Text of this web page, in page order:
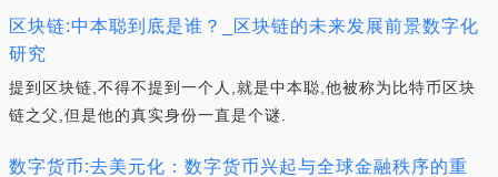
区块链:中本聪到底是谁？_区块链的未来发展前景数字化
研究
提到区块链,不得不提到一个人,就是中本聪,他被称为比特币区块
链之父,但是他的真实身份一直是个谜.
数字货币:去美元化：数字货币兴起与全球金融秩序的重